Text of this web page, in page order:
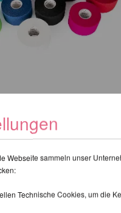
Quality Aerial
zzgl.Versandkosten
Webseite sammeln unser
Technische Cookies, um die